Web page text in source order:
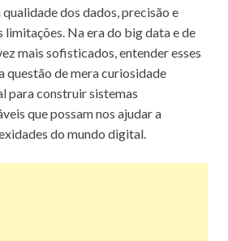
dos dados, precisão e
limitações. Na era do big data e de
mais sofisticados, entender esses
questão de mera curiosidade
para construir sistemas
que possam nos ajudar a
do mundo digital.